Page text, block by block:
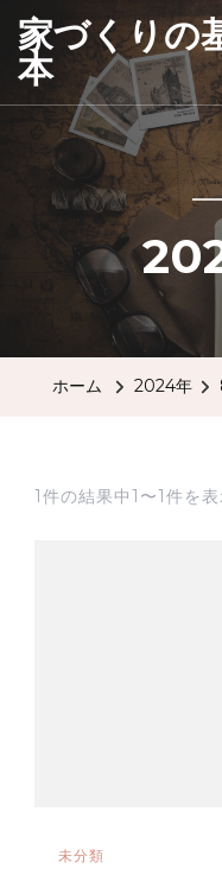
家づくりの
本
ホーム 2024年
1件の結果中1〜1件を表
未分類